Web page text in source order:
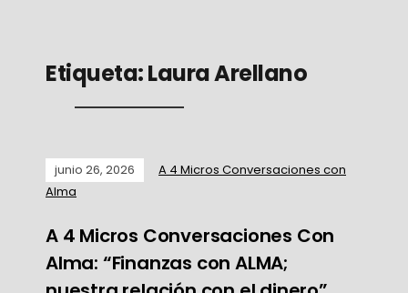
Etiqueta:Laura Arellano
junio 26, 2026
A 4 Micros Conversaciones con
Alma
A 4 Micros Conversaciones Con
Alma: “Finanzas con ALMA;